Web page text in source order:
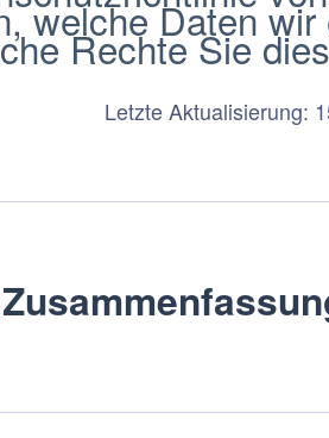
welche Daten
Rechte Sie
Letzte Aktualisierung: